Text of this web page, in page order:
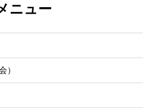
ニュー
）